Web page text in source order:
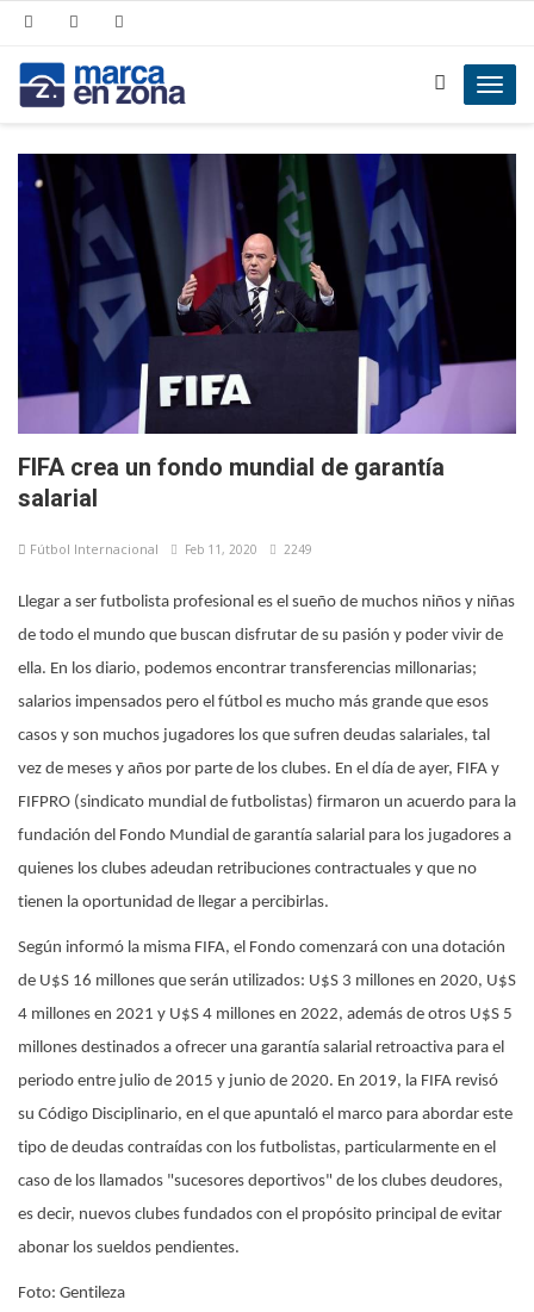
FIFA crea un fondo mundial de garantía
salarial
Fútbol Internacional Feb 11, 2020 2249
Llegar a ser futbolista profesional es el sueño de muchos niños y niñas
de todo el mundo que buscan disfrutar de su pasión y poder vivir de
ella. En los diario, podemos encontrar transferencias millonarias;
salarios impensados pero el fútbol es mucho más grande que esos
casos y son muchos jugadores los que sufren deudas salariales, tal
vez de meses y años por parte de los clubes. En el día de ayer, FIFA y
FIFPRO (sindicato mundial de futbolistas) firmaron un acuerdo para la
fundación del Fondo Mundial de garantía salarial para los jugadores a
quienes los clubes adeudan retribuciones contractuales y que no
tienen la oportunidad de llegar a percibirlas.
Según informó la misma FIFA, el Fondo comenzará con una dotación
de U$S 16 millones que serán utilizados: U$S 3 millones en 2020, U$S
4 millones en 2021 y U$S 4 millones en 2022, además de otros U$S 5
millones destinados a ofrecer una garantía salarial retroactiva para el
periodo entre julio de 2015 y junio de 2020. En 2019, la FIFA revisó
su Código Disciplinario, en el que apuntaló el marco para abordar este
tipo de deudas contraídas con los futbolistas, particularmente en el
caso de los llamados "sucesores deportivos" de los clubes deudores,
es decir, nuevos clubes fundados con el propósito principal de evitar
abonar los sueldos pendientes.
Foto: Gentileza